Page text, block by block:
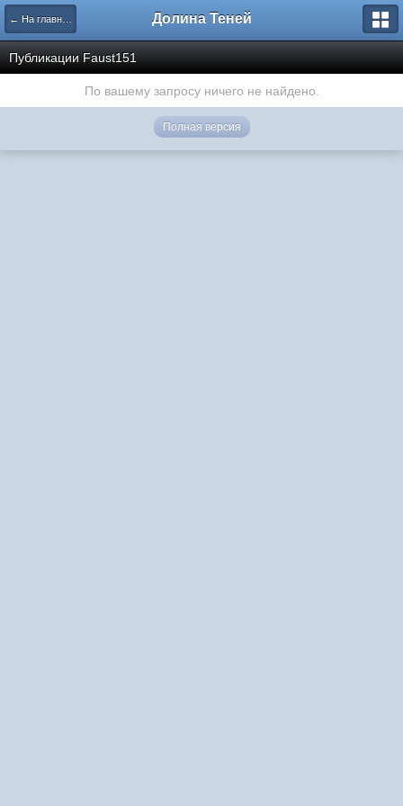
← На главную Долина Теней
Публикации Faust151
По вашему запросу ничего не найдено.
Полная версия